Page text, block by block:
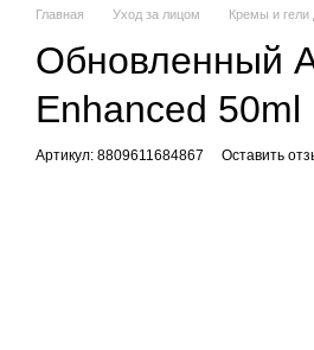
Главная Уход за лицом Кремы и гели
Обновленный
Enhanced
Артикул: 8809611684867 Оставить